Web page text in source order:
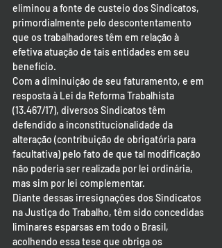
eliminou a fonte de custeio dos Sindicatos,
primordialmente pelo descontentamento
que os trabalhadores têm em relação à
efetiva atuação de tais entidades em seu
benefício.
Com a diminuição de seu faturamento, e em
resposta à Lei da Reforma Trabalhista
(13.467/17), diversos Sindicatos têm
defendido a inconstitucionalidade da
alteração (contribuição de obrigatória para
facultativa) pelo fato de que tal modificação
não poderia ser realizada por lei ordinária,
mas sim por lei complementar.
Diante dessas irresignações dos Sindicatos
na Justiça do Trabalho, têm sido concedidas
liminares esparsas em todo o Brasil,
acolhendo essa tese que obriga os